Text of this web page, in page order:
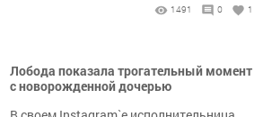
1491 0 1
Лобода показала трогательный момент
с новорожденной дочерью